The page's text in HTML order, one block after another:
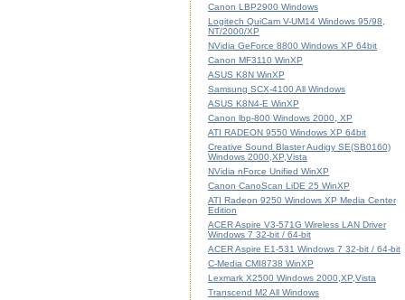
Canon LBP2900 Windows
Logitech QuiCam V-UM14 Windows 95/98,
NT/2000/XP
NVidia GeForce 8800 Windows XP 64bit
Canon MF3110 WinXP
ASUS K8N WinXP
Samsung SCX-4100 All Windows
ASUS K8N4-E WinXP
Canon lbp-800 Windows 2000, XP
ATI RADEON 9550 Windows XP 64bit
Creative Sound Blaster Audigy SE(SB0160)
Windows 2000,XP,Vista
NVidia nForce Unified WinXP
Canon CanoScan LiDE 25 WinXP
ATI Radeon 9250 Windows XP Media Center
Edition
ACER Aspire V3-571G Wireless LAN Driver
Windows 7 32-bit / 64-bit
ACER Aspire E1-531 Windows 7 32-bit / 64-bit
C-Media CMI8738 WinXP
Lexmark X2500 Windows 2000,XP,Vista
Transcend M2 All Windows